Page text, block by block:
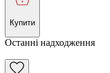
Купити
Останні надходження